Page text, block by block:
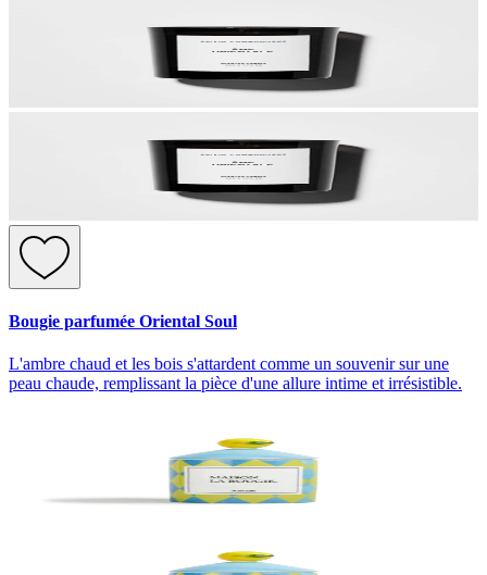
Bougie parfumée Oriental Soul
L'ambre chaud et les bois s'attardent comme un souvenir sur une
peau chaude, remplissant la pièce d'une allure intime et irrésistible.